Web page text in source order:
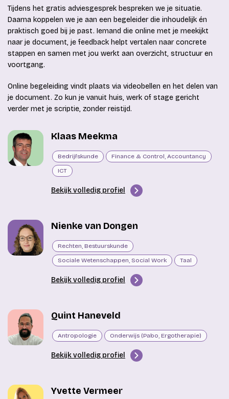
Tijdens het gratis adviesgesprek bespreken we je situatie.
Daarna koppelen we je aan een begeleider die inhoudelijk én
praktisch goed bij je past. Iemand die online met je meekijkt
naar je document, je feedback helpt vertalen naar concrete
stappen en samen met jou werkt aan overzicht, structuur en
voortgang.
Online begeleiding vindt plaats via videobellen en het delen van
je document. Zo kun je vanuit huis, werk of stage gericht
verder met je scriptie, zonder reistijd.
Klaas Meekma
Bedrijfskunde
Finance & Control, Accountancy
ICT
Bekijk volledig profiel
Nienke van Dongen
Rechten, Bestuurskunde
Sociale Wetenschappen, Social Work
Taal
Bekijk volledig profiel
Quint Haneveld
Antropologie Onderwijs (Pabo, Ergotherapie)
Bekijk volledig profiel
Yvette Vermeer